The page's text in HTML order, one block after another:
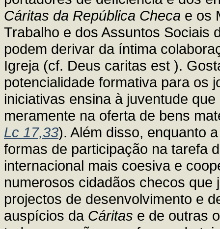
Cáritas da República Checa e os
Trabalho e dos Assuntos Sociais
podem derivar da íntima
Igreja (cf. Deus caritas est ).
potencialidade formativa para os
iniciativas ensina à juventude
meramente na oferta de bens
Lc 17,33). Além disso, enquanto
formas de participação na tarefa
internacional mais coesiva e
numerosos cidadãos checos
projectos de desenvolvimento e
auspícios da Cáritas e de outras